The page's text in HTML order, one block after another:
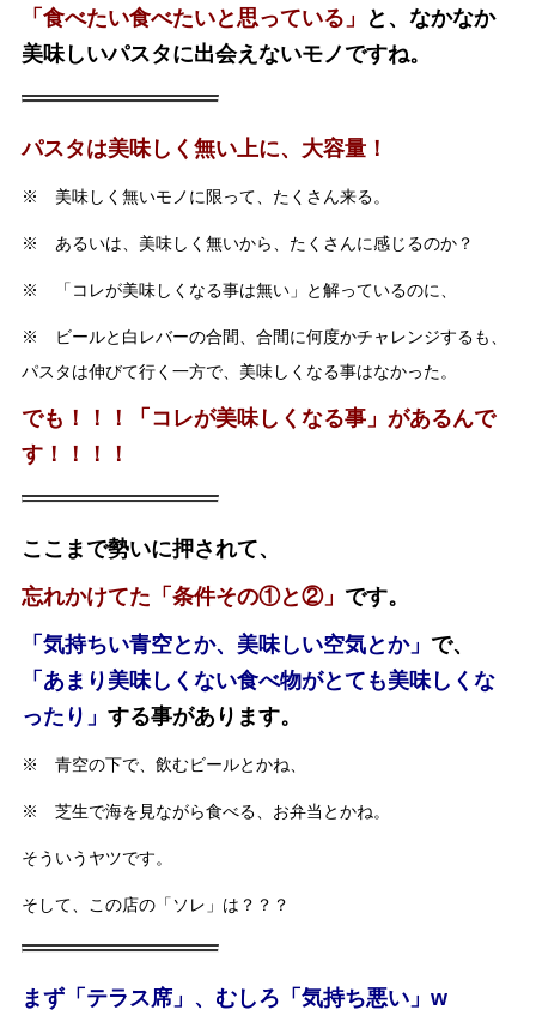
「食べたい食べたいと思っている」
と、なかなか
美味しいパスタに出会えないモノですね。
パスタは美味しく無い上に、大容量！
※ 美味しく無いモノに限って、たくさん来る。
※ あるいは、美味しく無いから、たくさんに感じるのか？
※ 「コレが美味しくなる事は無い」と解っているのに、
※ ビールと白レバーの合間、合間に何度かチャレンジするも、
パスタは伸びて行く一方で、美味しくなる事はなかった。
でも！！！「コレが美味しくなる事」があるんで
す！！！！
ここまで勢いに押されて、
忘れかけてた「条件その①と②」 です。
「気持ちい青空とか、美味しい空気とか」 で、
「あまり美味しくない食べ物がとても美味しくな
ったり」 する事があります。
※ 青空の下で、飲むビールとかね、
※ 芝生で海を見ながら食べる、お弁当とかね。
そういうヤツです。
そして、この店の「ソレ」は？？？
まず「テラス席」、むしろ「気持ち悪い」w